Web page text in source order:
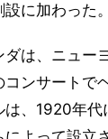
に加わった。
ダは、ニュー
ンサートで
は、1920年